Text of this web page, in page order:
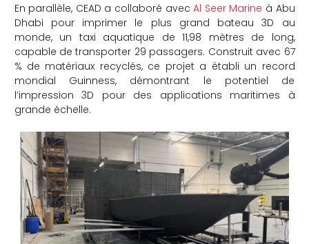
En parallèle, CEAD a collaboré avecAl Seer Marine à Abu
Dhabi pour imprimer le plus grand bateau 3D au
monde, un taxi aquatique de 11,98 mètres de long,
capable de transporter 29 passagers. Construit avec 67
% de matériaux recyclés, ce projet a établi un record
mondial Guinness, démontrant le potentiel de
l’impression 3D pour des applications maritimes à
grande échelle.